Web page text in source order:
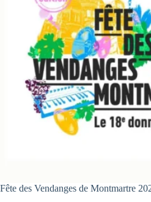
Fête des Vendanges de Montmartre